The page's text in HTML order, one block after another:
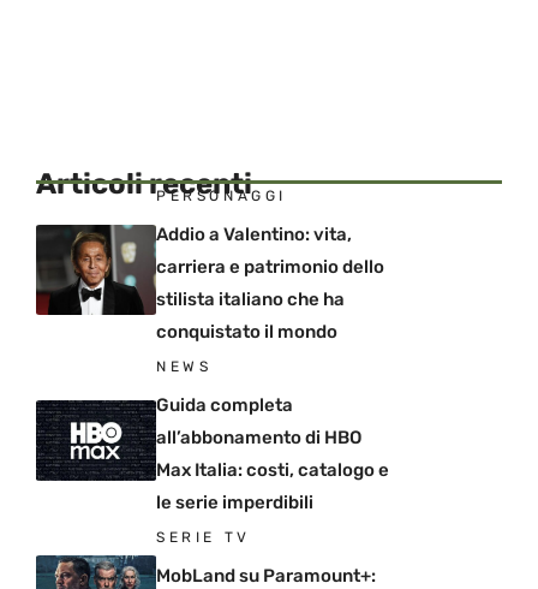
Articoli recenti
PERSONAGGI
Addio a Valentino: vita,
carriera e patrimonio dello
stilista italiano che ha
conquistato il mondo
NEWS
Guida completa
all’abbonamento di HBO
Max Italia: costi, catalogo e
le serie imperdibili
SERIE TV
MobLand su Paramount+: